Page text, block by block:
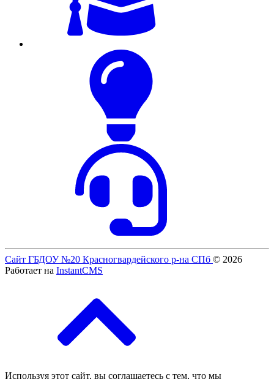
Сайт ГБДОУ №20 Красногвардейского р-на СПб © 2026
Работает на InstantCMS
Используя этот сайт, вы соглашаетесь с тем, что мы